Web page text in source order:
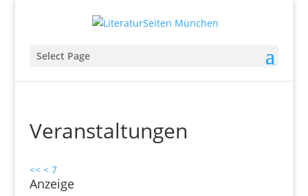
Select Page
Veranstaltungen
<< < 7
Anzeige